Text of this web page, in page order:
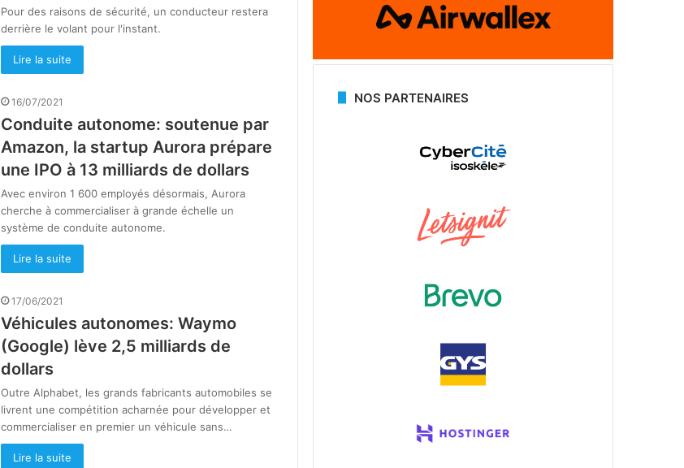
Pour des raisons de sécurité, un conducteur restera
derrière le volant pour l'instant.
Lire la suite
16/07/2021
Conduite autonome: soutenue par
Amazon, la startup Aurora prépare
une IPO à 13 milliards de dollars
Avec environ 1 600 employés désormais, Aurora
cherche à commercialiser à grande échelle un
système de conduite autonome.
Lire la suite
17/06/2021
Véhicules autonomes: Waymo
(Google) lève 2,5 milliards de
dollars
Outre Alphabet, les grands fabricants automobiles se
livrent une compétition acharnée pour développer et
commercialiser en premier un véhicule sans…
Lire la suite
NOS PARTENAIRES